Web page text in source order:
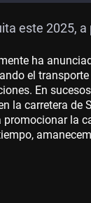
este 2025,
ha
el
En
la carretera
la